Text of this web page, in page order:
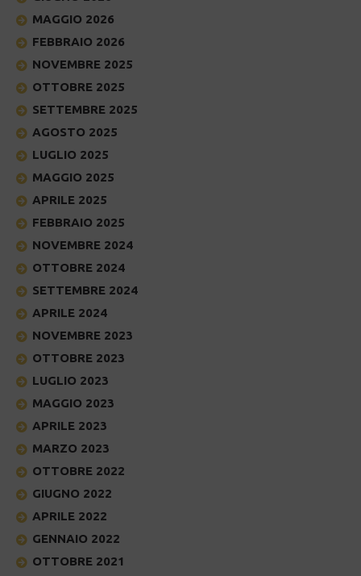
MAGGIO 2026
FEBBRAIO 2026
NOVEMBRE 2025
OTTOBRE 2025
SETTEMBRE 2025
AGOSTO 2025
LUGLIO 2025
MAGGIO 2025
APRILE 2025
FEBBRAIO 2025
NOVEMBRE 2024
OTTOBRE 2024
SETTEMBRE 2024
APRILE 2024
NOVEMBRE 2023
OTTOBRE 2023
LUGLIO 2023
MAGGIO 2023
APRILE 2023
MARZO 2023
OTTOBRE 2022
GIUGNO 2022
APRILE 2022
GENNAIO 2022
OTTOBRE 2021